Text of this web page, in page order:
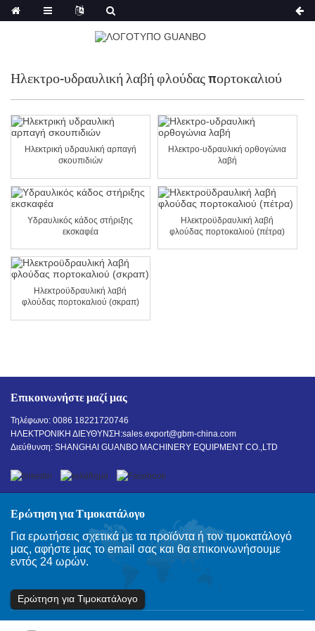
Ηλεκτρο-υδραυλική λαβή φλούδας πορτοκαλιού
Ηλεκτρική υδραυλική αρπαγή
σκουπιδιών
Ηλεκτρο-υδραυλική ορθογώνια
λαβή
Υδραυλικός κάδος στήριξης
εκσκαφέα
Ηλεκτροϋδραυλική λαβή
φλούδας πορτοκαλιού (πέτρα)
Ηλεκτροϋδραυλική λαβή
φλούδας πορτοκαλιού (σκραπ)
Επικοινωνήστε μαζί μας
Τηλέφωνο: 0086 18221720746
ΗΛΕΚΤΡΟΝΙΚΗ ΔΙΕΥΘΥΝΣΗ:sales.export@gbm-china.com
Διεύθυνση: SHANGHAI GUANBO MACHINERY EQUIPMENT CO.,LTD
Ερώτηση για Τιμοκατάλογο
Για ερωτήσεις σχετικά με τα προϊόντα ή τον τιμοκατάλογό
μας, αφήστε μας το email σας και θα επικοινωνήσουμε
εντός 24 ωρών.
Ερώτηση για Τιμοκατάλογο